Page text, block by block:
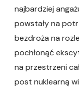
najbardziej
powstały na
bezdroża na
pochłonąć
na przestrzeni
post nuklearną